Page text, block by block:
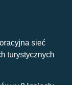
sieć
turystycznych